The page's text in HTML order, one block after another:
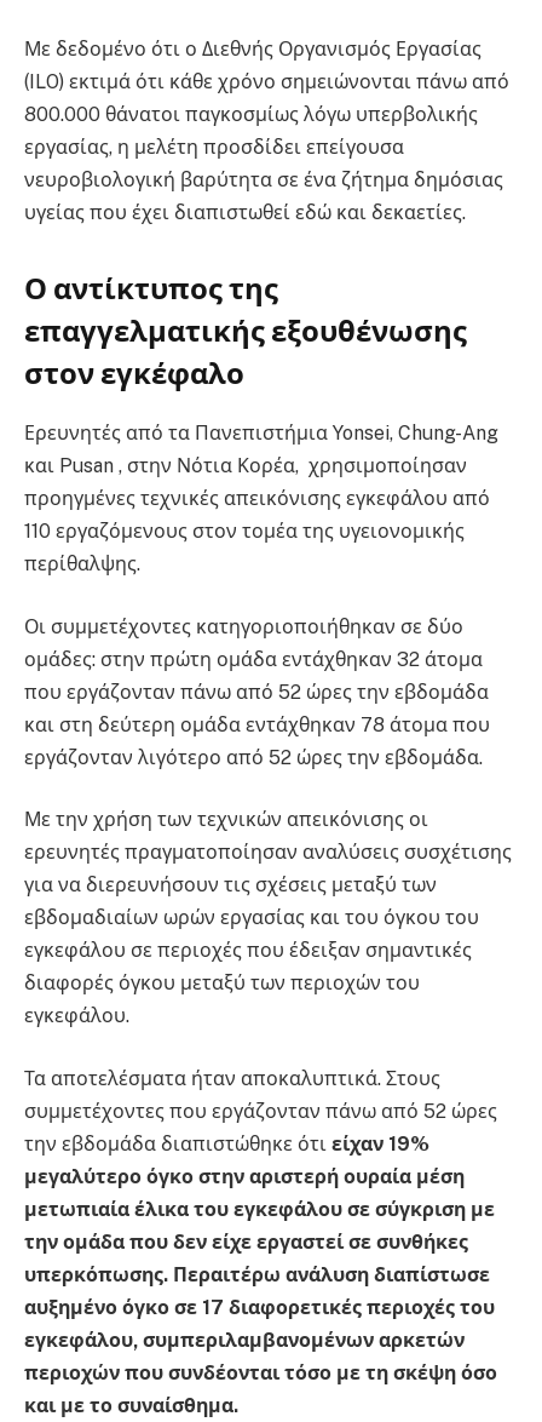
Με δεδομένο ότι ο Διεθνής Οργανισμός Εργασίας
(ILO) εκτιμά ότι κάθε χρόνο σημειώνονται πάνω από
800.000 θάνατοι παγκοσμίως λόγω υπερβολικής
εργασίας, η μελέτη προσδίδει επείγουσα
νευροβιολογική βαρύτητα σε ένα ζήτημα δημόσιας
υγείας που έχει διαπιστωθεί εδώ και δεκαετίες.
Ο αντίκτυπος της
επαγγελματικής εξουθένωσης
στον εγκέφαλο
Ερευνητές από τα Πανεπιστήμια Yonsei, Chung-Ang
και Pusan ​, στην Νότια Κορέα, χρησιμοποίησαν
προηγμένες τεχνικές απεικόνισης εγκεφάλου από
110 εργαζόμενους στον τομέα της υγειονομικής
περίθαλψης.
Οι συμμετέχοντες κατηγοριοποιήθηκαν σε δύο
ομάδες: στην πρώτη ομάδα εντάχθηκαν 32 άτομα
που εργάζονταν πάνω από 52 ώρες την εβδομάδα
και στη δεύτερη ομάδα εντάχθηκαν 78 άτομα που
εργάζονταν λιγότερο από 52 ώρες την εβδομάδα.
Με την χρήση των τεχνικών απεικόνισης οι
ερευνητές πραγματοποίησαν αναλύσεις συσχέτισης
για να διερευνήσουν τις σχέσεις μεταξύ των
εβδομαδιαίων ωρών εργασίας και του όγκου του
εγκεφάλου σε περιοχές που έδειξαν σημαντικές
διαφορές όγκου μεταξύ των περιοχών του
εγκεφάλου.
Τα αποτελέσματα ήταν αποκαλυπτικά. Στους
συμμετέχοντες που εργάζονταν πάνω από 52 ώρες
την εβδομάδα διαπιστώθηκε ότι είχαν 19%
μεγαλύτερο όγκο στην αριστερή ουραία μέση
μετωπιαία έλικα του εγκεφάλου σε σύγκριση με
την ομάδα που δεν είχε εργαστεί σε συνθήκες
υπερκόπωσης. Περαιτέρω ανάλυση διαπίστωσε
αυξημένο όγκο σε 17 διαφορετικές περιοχές του
εγκεφάλου, συμπεριλαμβανομένων αρκετών
περιοχών που συνδέονται τόσο με τη σκέψη όσο
και με το συναίσθημα.